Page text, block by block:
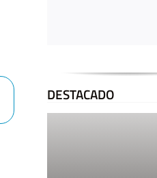
DESTACADO